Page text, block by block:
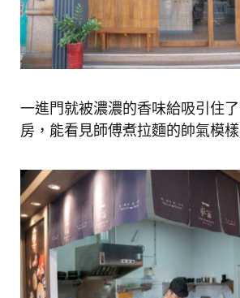
一進門就被濃濃的香味給吸引住
房，能看見師傅煮拉麵的帥氣模樣